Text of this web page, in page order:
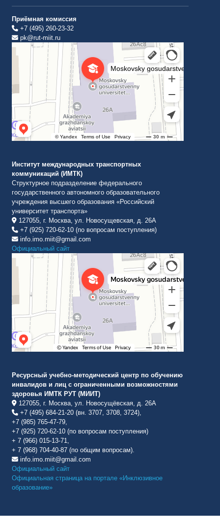
Приёмная комиссия
+7 (495) 260-23-32
pk@rut-miit.ru
Институт международных транспортных коммуникаций Рут
ВУЗ в Москве
Институт международных транспортных
коммуникаций (ИМТК)
Структурное подразделение федерального
государственного автономного образовательного
учреждения высшего образования «Российский
университет транспорта»
127055, г. Москва, ул. Новосущевская, д. 26А
+7 (925) 720-62-10 (по вопросам поступления)
info.imo.miit@gmail.com
Официальный сайт
Институт международных транспортных коммуникаций Рут
ВУЗ в Москве
Ресурсный учебно-методический центр по обучению
инвалидов и лиц с ограниченными возможностями
здоровья ИМТК РУТ (МИИТ)
127055, г. Москва, ул. Новосущёвская, д. 26А
+7 (495) 684-21-20 (вн. 3707, 3708, 3724),
+7 (985) 765-47-79,
+7 (925) 720-62-10 (по вопросам поступления)
+ 7 (966) 015-13-71,
+ 7 (968) 704-40-87 (по общим вопросам).
info.imo.miit@gmail.com
Официальный сайт
Официальная страница на портале «Инклюзивное
образование»